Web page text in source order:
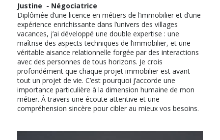
Justine - Négociatrice
Diplômée d’une licence en métiers de l’immobilier et d’une
expérience enrichissante dans l’univers des villages
vacances, j’ai développé une double expertise : une
maîtrise des aspects techniques de l’immobilier, et une
véritable aisance relationnelle forgée par des interactions
avec des personnes de tous horizons. Je crois
profondément que chaque projet immobilier est avant
tout un projet de vie. C’est pourquoi j’accorde une
importance particulière à la dimension humaine de mon
métier. À travers une écoute attentive et une
compréhension sincère pour cibler au mieux vos besoins.